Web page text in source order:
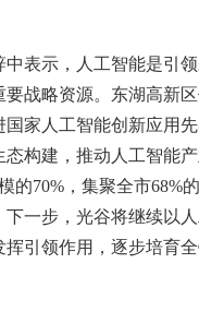
表示，人工智能是引
战略资源。东湖高新
家人工智能创新应用
构建，推动人工智能产
70%，集聚全市68%
一步，光谷将继续以
引领作用，逐步培育